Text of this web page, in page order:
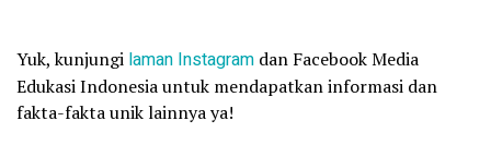
Yuk, kunjungi laman Instagram dan Facebook Media
Edukasi Indonesia untuk mendapatkan informasi dan
fakta-fakta unik lainnya ya!